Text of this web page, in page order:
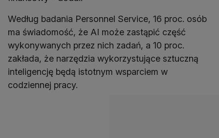
Według badania Personnel Service, 16 proc. osób
ma świadomość, że AI może zastąpić część
wykonywanych przez nich zadań, a 10 proc.
zakłada, że narzędzia wykorzystujące sztuczną
inteligencję będą istotnym wsparciem w